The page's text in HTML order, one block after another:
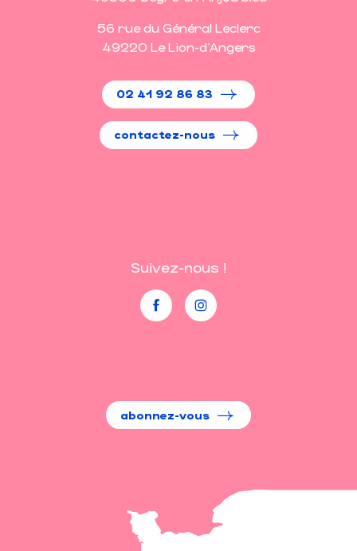
56 rue du Général Leclerc
49220 Le Lion-d'Angers
02 41 92 86 83
contactez-nous
Suivez-nous !
abonnez-vous